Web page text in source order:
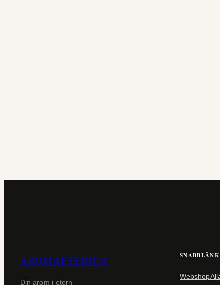
AROMAETERICA
Din arom i etern
Webshop